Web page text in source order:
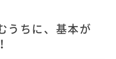
うちに、基本が